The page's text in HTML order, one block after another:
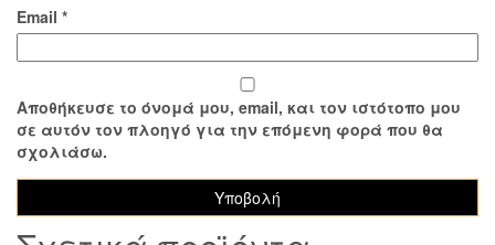
Email *
Αποθήκευσε το όνομά μου, email, και τον ιστότοπο μου
σε αυτόν τον πλοηγό για την επόμενη φορά που θα
σχολιάσω.